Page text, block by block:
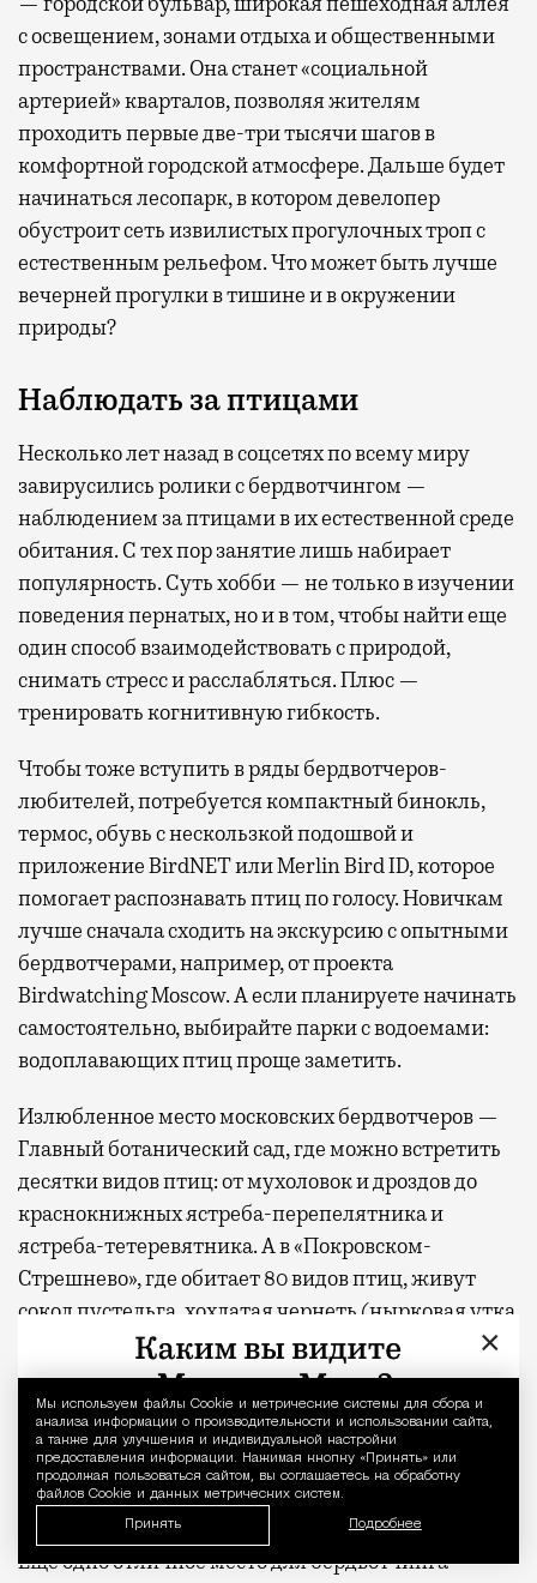
Уведомление
Мы используем файлы Сookie и метрические системы для сбора и
анализа информации о производительности и использовании сайта,
а также для улучшения и индивидуальной настройки
предоставления информации. Нажимая кнопку «Принять» или
продолжая пользоваться сайтом, вы соглашаетесь на обработку
файлов Cookie и данных метрических систем.
Принять Подробнее
с освещением, зонами отдыха и общественными
пространствами. Она станет «социальной
артерией» кварталов, позволяя жителям
проходить первые две-три тысячи шагов в
комфортной городской атмосфере. Дальше будет
начинаться лесопарк, в котором девелопер
обустроит сеть извилистых прогулочных троп с
естественным рельефом. Что может быть лучше
вечерней прогулки в тишине и в окружении
природы?
Наблюдать за птицами
Несколько лет назад в соцсетях по всему миру
завирусились ролики с бердвотчингом —
наблюдением за птицами в их естественной среде
обитания. С тех пор занятие лишь набирает
популярность. Суть хобби — не только в изучении
поведения пернатых, но и в том, чтобы найти еще
один способ взаимодействовать с природой,
снимать стресс и расслабляться. Плюс —
тренировать когнитивную гибкость.
Чтобы тоже вступить в ряды бердвотчеров-
любителей, потребуется компактный бинокль,
термос, обувь с нескользкой подошвой и
приложение BirdNET или Merlin Bird ID, которое
помогает распознавать птиц по голосу. Новичкам
лучше сначала сходить на экскурсию с опытными
бердвотчерами, например, от проекта
Birdwatching Moscow. А если планируете начинать
самостоятельно, выбирайте парки с водоемами:
водоплавающих птиц проще заметить.
Излюбленное место московских бердвотчеров —
Главный ботанический сад, где можно встретить
десятки видов птиц: от мухоловок и дроздов до
краснокнижных ястреба-перепелятника и
ястреба-тетеревятника. А в «Покровском-
Стрешнево», где обитает 80 видов птиц, живут
сокол пустельга, хохлатая чернеть (нырковая утка
с эффектным хохолком) и поползень —
единственная птица в наших широтах, которая
умеет бегать по стволу дерева головой вниз.
Добраться до парка удобно из жилых комплексов
«СИТИДЗЕН» и «Сити Бэй» — дорога займет около
15 минут на автомобиле.
Еще одно отличное место для бердвотчинга —
×